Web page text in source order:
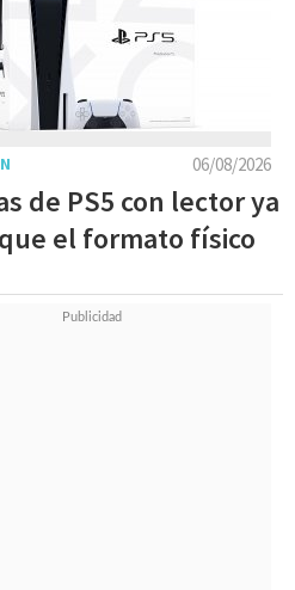
06/08/2026
de PS5 con lector ya
el formato físico